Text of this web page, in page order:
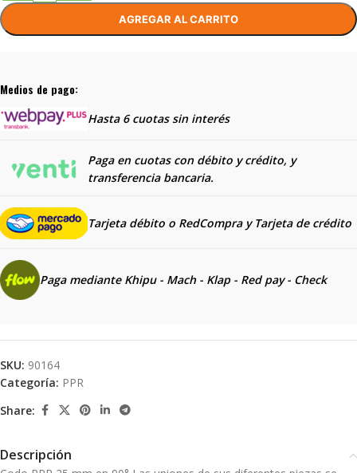
AGREGAR AL CARRITO
Medios de pago:
Hasta 6 cuotas sin interés
Paga en cuotas con débito y crédito, y
transferencia bancaria.
Tarjeta débito o RedCompra y Tarjeta de crédito
Paga mediante Khipu - Mach - Klap - Red pay - Check
SKU: 90164
Categoría: PPR
Share:
Descripción